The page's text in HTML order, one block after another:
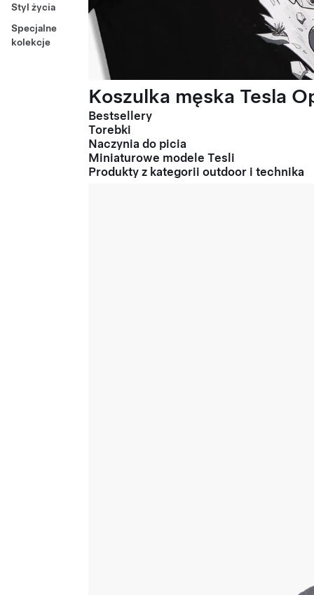
Styl życia
Specjalne
kolekcje
Koszulka męska Tesla
Bestsellery
Torebki
Naczynia do picia
Miniaturowe modele Tesli
Produkty z kategorii outdoor i technika